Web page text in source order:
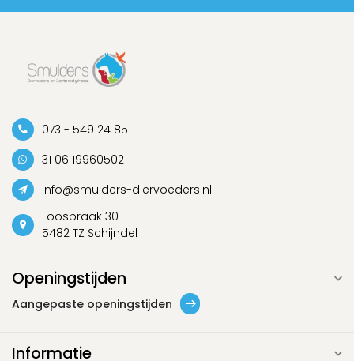
073 - 549 24 85
31 06 19960502
info@smulders-diervoeders.nl
Loosbraak 30
5482 TZ Schijndel
Openingstijden
Aangepaste openingstijden
Informatie